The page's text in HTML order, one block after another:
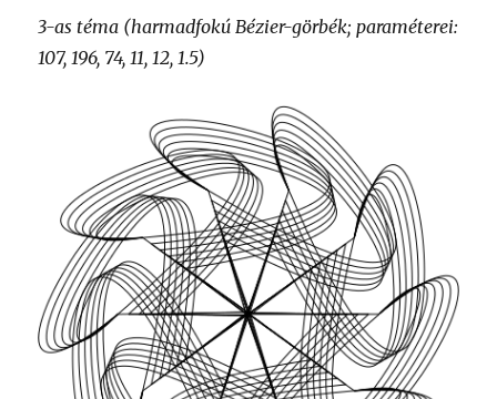
3-as téma (harmadfokú Bézier-görbék; paraméterei:
107, 196, 74, 11, 12, 1.5)